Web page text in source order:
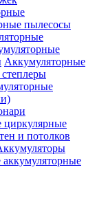
пылесосы
Аккумуляторные
циркулярные
и потолков